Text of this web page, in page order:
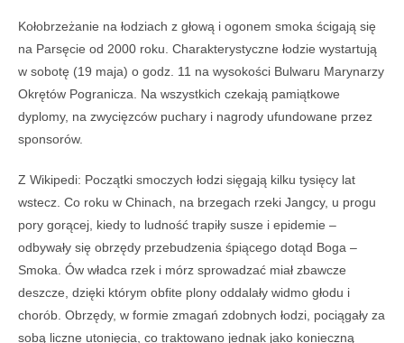
Kołobrzeżanie na łodziach z głową i ogonem smoka ścigają się
na Parsęcie od 2000 roku. Charakterystyczne łodzie wystartują
w sobotę (19 maja) o godz. 11 na wysokości Bulwaru Marynarzy
Okrętów Pogranicza. Na wszystkich czekają pamiątkowe
dyplomy, na zwycięzców puchary i nagrody ufundowane przez
sponsorów.
Z Wikipedi: Początki smoczych łodzi sięgają kilku tysięcy lat
wstecz. Co roku w Chinach, na brzegach rzeki Jangcy, u progu
pory gorącej, kiedy to ludność trapiły susze i epidemie –
odbywały się obrzędy przebudzenia śpiącego dotąd Boga –
Smoka. Ów władca rzek i mórz sprowadzać miał zbawcze
deszcze, dzięki którym obfite plony oddalały widmo głodu i
chorób. Obrzędy, w formie zmagań zdobnych łodzi, pociągały za
sobą liczne utonięcia, co traktowano jednak jako konieczną